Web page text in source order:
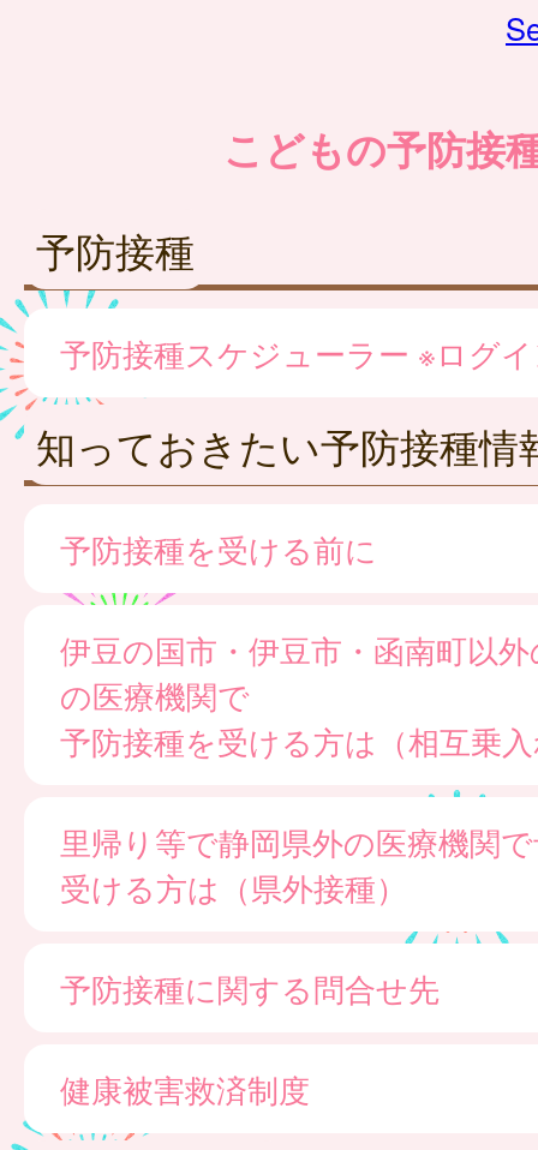
こどもの予防接
予防接種
予防接種スケジューラー ※ログ
知っておきたい予防接種情
予防接種を受ける前に
伊豆の国市・伊豆市・函南町以
の医療機関で
予防接種を受ける方は（相互乗
里帰り等で静岡県外の医療機関
受ける方は（県外接種）
予防接種に関する問合せ先
健康被害救済制度